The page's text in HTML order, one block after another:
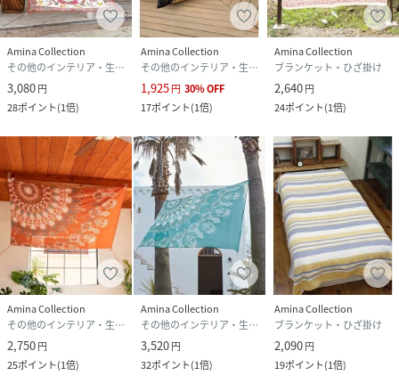
Amina Collection
その他のインテリア・生活雑貨
3,080円
28ポイント(1倍)
Amina Collection
その他のインテリア・生活雑貨
1,925円 30%OFF
17ポイント(1倍)
Amina Collection
ブランケット・ひざ掛け
2,640円
24ポイント(1倍)
Amina Collection
その他のインテリア・生活雑貨
2,750円
25ポイント(1倍)
Amina Collection
その他のインテリア・生活雑貨
3,520円
32ポイント(1倍)
Amina Collection
ブランケット・ひざ掛け
2,090円
19ポイント(1倍)